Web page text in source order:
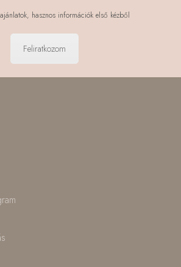
hasznos információk első kézből
Feliratkozom